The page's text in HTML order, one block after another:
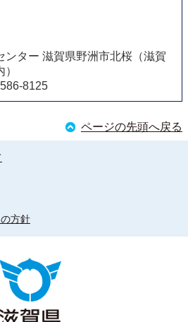
ンター 滋賀県野洲市北桜（滋賀
8125
ページの先頭へ戻る
方針